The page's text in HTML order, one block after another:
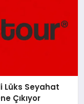
Lüks Seyahat
Çıkıyor